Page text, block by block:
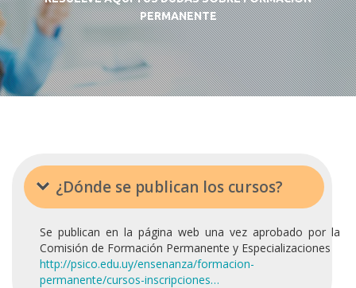
PERMANENTE
¿Dónde se publican los cursos?
Se publican en la página web una vez aprobado por la
Comisión de Formación Permanente y Especializaciones
http://psico.edu.uy/ensenanza/formacion-
permanente/cursos-inscripciones…